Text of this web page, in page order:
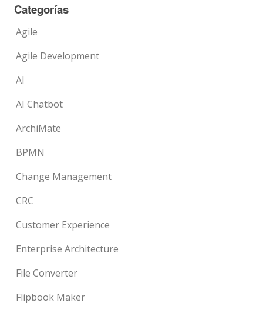
Categorías
Agile
Agile Development
AI
AI Chatbot
ArchiMate
BPMN
Change Management
CRC
Customer Experience
Enterprise Architecture
File Converter
Flipbook Maker